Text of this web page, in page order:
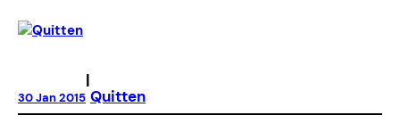
30 Jan 2015
|
Quitten